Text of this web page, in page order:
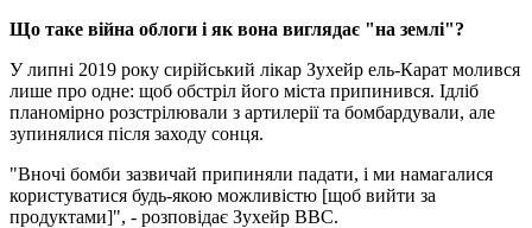
Що таке війна облоги і як вона виглядає "на землі"?
У липні 2019 року сирійський лікар Зухейр ель-Карат молився
лише про одне: щоб обстріл його міста припинився. Ідліб
планомірно розстрілювали з артилерії та бомбардували, але
зупинялися після заходу сонця.
"Вночі бомби зазвичай припиняли падати, і ми намагалися
користуватися будь-якою можливістю [щоб вийти за
продуктами]", - розповідає Зухейр BBC.